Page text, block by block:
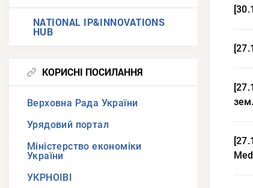
NATIONAL IP&INNOVATIONS
HUB
КОРИСНІ ПОСИЛАННЯ
Верховна Рада України
Урядовий портал
Міністерство економіки
України
УКРНОІВІ